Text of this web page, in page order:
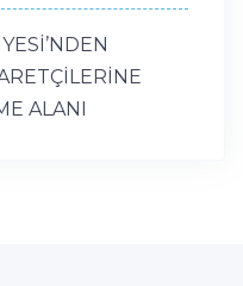
ALANI